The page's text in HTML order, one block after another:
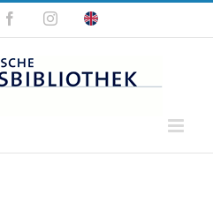
FacebookInstagram
Click